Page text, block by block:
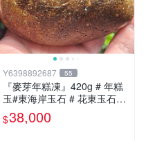
Y6398892687 55
『麥芽年糕凍』420g # 年糕
玉#東海岸玉石 # 花東玉石#
總統石#台灣藍寶
$38,000